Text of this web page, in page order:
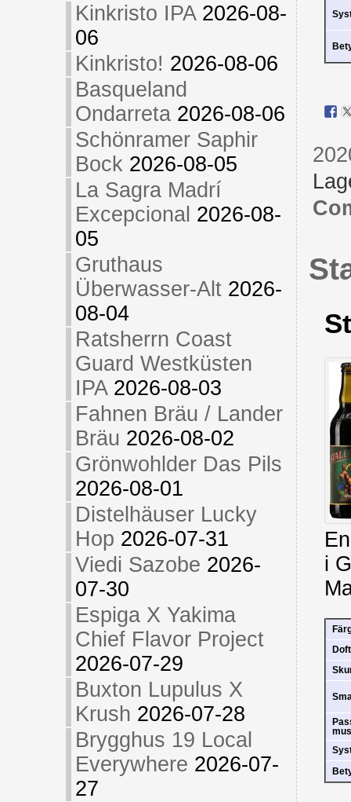
Kinkristo IPA 2026-08-
06
Kinkristo! 2026-08-06
Basqueland
Ondarreta 2026-08-06
Schönramer Saphir
Bock 2026-08-05
La Sagra Madrí
Excepcional 2026-08-
05
Gruthaus
Überwasser-Alt 2026-
08-04
Ratsherrn Coast
Guard Westküsten
IPA 2026-08-03
Fahnen Bräu / Lander
Bräu 2026-08-02
Grönwohlder Das Pils
2026-08-01
Distelhäuser Lucky
Hop 2026-07-31
Viedi Sazobe 2026-
07-30
Espiga X Yakima
Chief Flavor Project
2026-07-29
Buxton Lupulus X
Krush 2026-07-28
Brygghus 19 Local
Everywhere 2026-07-
27
i
Doft